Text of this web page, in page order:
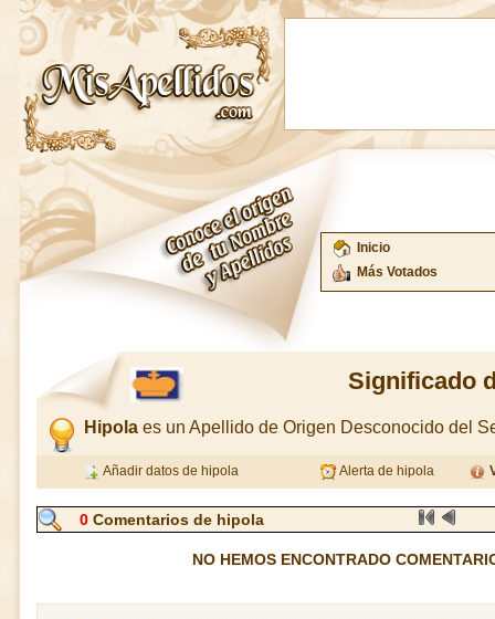
Inicio
Más Votados
Significado
Hipola es un Apellido de Origen Desconocido del
Añadir datos de hipola Alerta de hipola
0 Comentarios de hipola
NO HEMOS ENCONTRADO